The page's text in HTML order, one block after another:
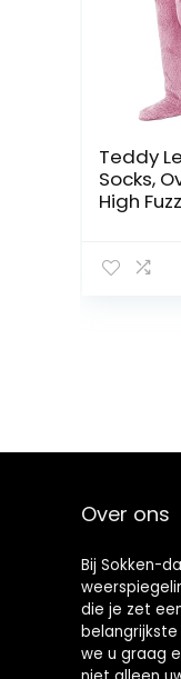
Teddy
Socks,
High
Women,
Over ons
Bij Sokken-
die je zet
we u graag